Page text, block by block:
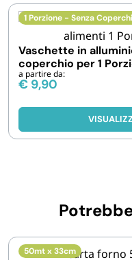
1 Porzione - Senza
Vaschette in
coperchio per 1
a partire da:
€ 9,90
50mt x 33cm